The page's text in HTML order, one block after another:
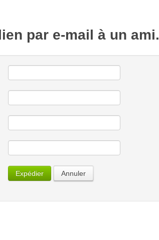
par e-mail à un ami.
Expédier Annuler